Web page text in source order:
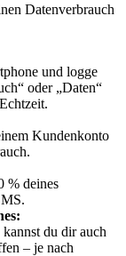
Datenverbrauch
und logge
oder „Daten“
Kundenkonto
% deines
du dir auch
– je nach